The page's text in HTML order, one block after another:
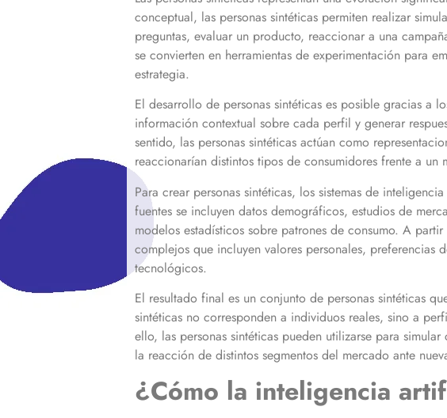
conceptual, las personas sintéticas permiten realizar
preguntas, evaluar un producto, reaccionar a una
se convierten en herramientas de experimentación para
estrategia.
El desarrollo de personas sintéticas es posible gracias a
información contextual sobre cada perfil y generar
sentido, las personas sintéticas actúan como
reaccionarían distintos tipos de consumidores frente a un
Para crear personas sintéticas, los sistemas de
fuentes se incluyen datos demográficos, estudios de
modelos estadísticos sobre patrones de consumo. A
complejos que incluyen valores personales,
tecnológicos.
El resultado final es un conjunto de personas sintéticas
sintéticas no corresponden a individuos reales, sino a
ello, las personas sintéticas pueden utilizarse para
la reacción de distintos segmentos del mercado ante
¿Cómo la inteligencia